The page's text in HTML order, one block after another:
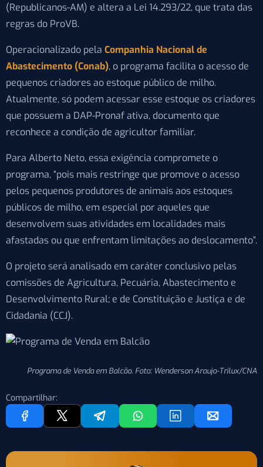
(Republicanos-AM) e altera a Lei 14.293/22, que trata das
regras do ProVB.
Operacionalizado pela Companhia Nacional de
Abastecimento (Conab), o programa facilita o acesso de
pequenos criadores ao estoque público de milho.
Atualmente, só podem acessar esse estoque os criadores
que possuem a DAP-Pronaf ativa, documento que
reconhece a condição de agricultor familiar.
Para Alberto Neto, essa exigência compromete o
programa, “pois mais restringe que promove o acesso
pelos pequenos produtores de animais aos estoques
públicos de milho, em especial por aqueles que
desenvolvem suas atividades em localidades mais
afastadas ou que enfrentam limitações ao deslocamento”.
O projeto será analisado em caráter conclusivo pelas
comissões de Agricultura, Pecuária, Abastecimento e
Desenvolvimento Rural; e de Constituição e Justiça e de
Cidadania (CCJ).
Programa de Venda em Balcão. Foto: Wenderson Araujo-Trilux/CNA
Compartilhar: